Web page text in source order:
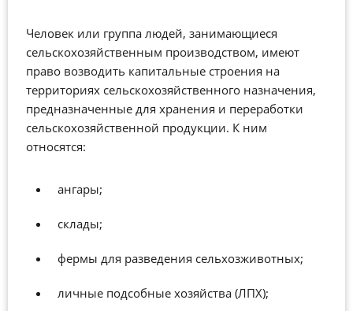
Человек или группа людей, занимающиеся
сельскохозяйственным производством, имеют
право возводить капитальные строения на
территориях сельскохозяйственного назначения,
предназначенные для хранения и переработки
сельскохозяйственной продукции. К ним
относятся:
ангары;
склады;
фермы для разведения сельхозживотных;
личные подсобные хозяйства (ЛПХ);